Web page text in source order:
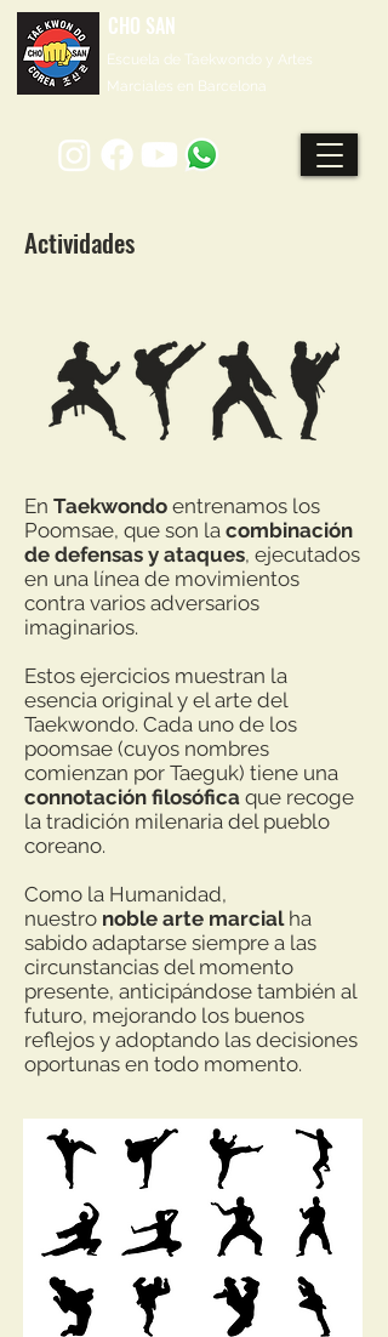
CHO SAN
Escuela de Taekwondo y Artes
Marciales en Barcelona
Actividades
En Taekwondo entrenamos los
Poomsae, que son la combinación
de defensas y ataques, ejecutados
en una línea de movimientos
contra varios adversarios
imaginarios.
Estos ejercicios muestran la
esencia original y el arte del
Taekwondo. Cada uno de los
poomsae (cuyos nombres
comienzan por Taeguk) tiene una
connotación filosófica que recoge
la tradición milenaria del pueblo
coreano.
Como la Humanidad,
nuestro noble arte marcialha
sabido adaptarse siempre a las
circunstancias del momento
presente, anticipándose también al
futuro, mejorando los buenos
reflejos y adoptando las decisiones
oportunas en todo momento.